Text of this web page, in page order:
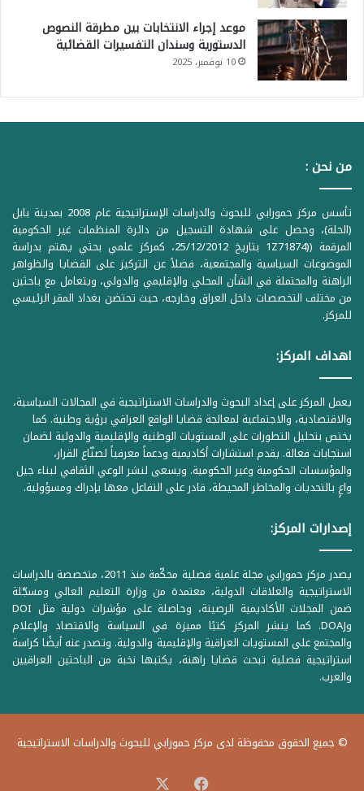
موعد إجراء الانتخابات بين مطرقة النصوص
الدستورية وسندان التفسيرات القضائية
10 نوفمبر، 2025
من نحن :
تأسس مركز حمورابي للبحوث والدراسات الإستراتيجية عام 2008 بمدينة بابل
(الحلة)، وحصل على شهادة التسجيل من دائرة المنظمات غير الحكومية
المرقمة ((1Z71874 بتاريخ 25/12/2012، كمركز علمي بحثي يهتم بدراسة
الموضوعات السياسية والمجتمعية، فضلاً عن التركيز على القضايا والظواهر
الراهنة والمحتملة في الشأن المحلي والإقليمي والدولي، ويتعامل مع باحثين
من مختلف التخصصات داخل العراق وخارجه، حيث تحتضن بغداد المقر الرئيسي
للمركز.
اهداف المركز:
يعمل المركز على إعداد البحوث والدراسات الاستراتيجية في المجالات السياسية،
والاقتصادية، والاجتماعية لمعالجة قضايا الواقع العراقي برؤية وطنية. كما
يختص بتحليل التطورات على المستويات الوطنية والإقليمية والدولية لضمان
استجابات فعالة. يقدم استشارات أكاديمية ودعماً معرفياً لصنّاع القرار،
والمؤسسات الحكومية وغير الحكومية. ويسعى لنشر الوعي الثقافي لبناء جيل
واعٍ بالتحديات والمخاطر المحيطة، قادر على التفاعل معها بإدراك ومسؤولية.
إصدارات المركز:
يصدر مركز حمورابي مجلة علمية فصلية محكّمة منذ 2011، متخصصة بالدراسات
الاستراتيجية والعلاقات الدولية، معتمدة من وزارة التعليم العالي ومسجّلة
ضمن المجلات الأكاديمية الرصينة، وحاصلة على مؤشرات دولية مثل DOI
وDOAJ. كما ينشر المركز كتبًا مميزة في السياسة والاقتصاد والإعلام
والمجتمع على المستويات العراقية والإقليمية والدولية. وتصدر عنه أيضًا كراسة
استراتيجية فصلية تبحث قضايا راهنة، يكتبها نخبة من الباحثين العراقيين
والعرب.
© جميع الحقوق محفوظة لدى مركز حمورابي للبحوث والدراسات الاستراتيجية
فيسبوك